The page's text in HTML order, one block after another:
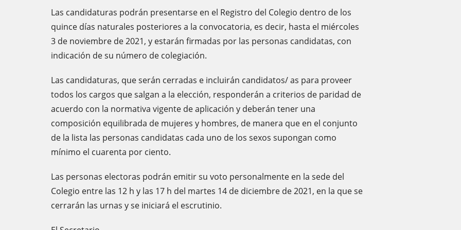
Las candidaturas podrán presentarse en el Registro del Colegio dentro de los
quince días naturales posteriores a la convocatoria, es decir, hasta el miércoles
3 de noviembre de 2021, y estarán firmadas por las personas candidatas, con
indicación de su número de colegiación.
Las candidaturas, que serán cerradas e incluirán candidatos/ as para proveer
todos los cargos que salgan a la elección, responderán a criterios de paridad de
acuerdo con la normativa vigente de aplicación y deberán tener una
composición equilibrada de mujeres y hombres, de manera que en el conjunto
de la lista las personas candidatas cada uno de los sexos supongan como
mínimo el cuarenta por ciento.
Las personas electoras podrán emitir su voto personalmente en la sede del
Colegio entre las 12 h y las 17 h del martes 14 de diciembre de 2021, en la que se
cerrarán las urnas y se iniciará el escrutinio.